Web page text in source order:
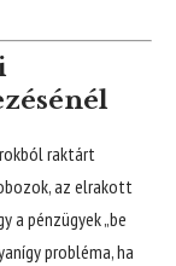
raktárt
az elrakott
a pénzügyek „be
probléma, ha